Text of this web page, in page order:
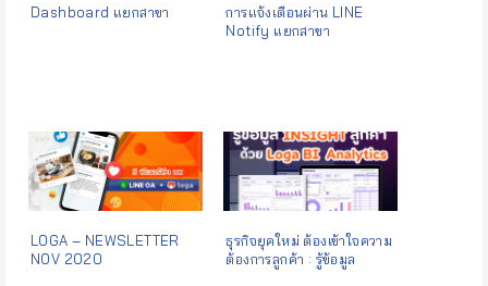
Dashboard แยกสาขา
การแจ้งเตือนผ่าน LINE
Notify แยกสาขา
LOGA – NEWSLETTER
NOV 2020
ธุรกิจยุคใหม่ ต้องเข้าใจความ
ต้องการลูกค้า : รู้ข้อมูล